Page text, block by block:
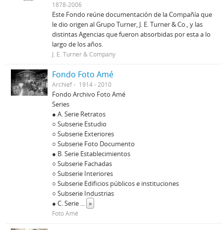
1878-2006
Este Fondo reúne documentación de la Compañía que
le dio origen al Grupo Turner, J. E. Turner & Co., y las
distintas Agencias que fueron absorbidas por esta a lo
largo de los años.
J. E. Turner & Company
Fondo Foto Amé
Archief 1914 - 2010
Fondo Archivo Foto Amé
Series
● A. Serie Retratos
○ Subserie Estudio
○ Subserie Exteriores
○ Subserie Foto Documento
● B. Serie Establecimientos
○ Subserie Fachadas
○ Subserie Interiores
○ Subserie Edificios públicos e instituciones
○ Subserie Industrias
● C. Serie ... »
Foto Amé